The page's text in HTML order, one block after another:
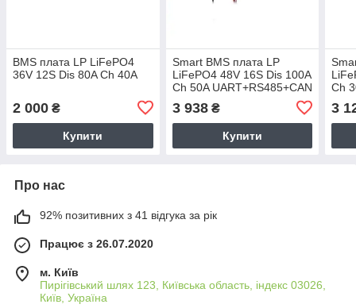
BMS плата LP LiFePO4
36V 12S Dis 80A Ch 40A
2 000 ₴
Купити
Smart BMS плата LP
LiFePO4 48V 16S Dis 100A
Ch 50A UART+RS485+CAN
3 938₴
Купити
Ch
3
Про нас
92% позитивних з 41 відгука за рік
Працює з 26.07.2020
м. Київ
Пирігівський шлях 123, Київська область, індекс 03026,
Київ, Україна